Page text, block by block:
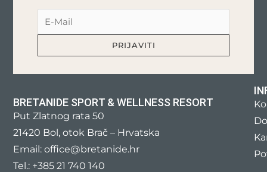
BRETANIDE SPORT & WELLNESS RESORT
Put Zlatnog rata 50
21420 Bol, otok Brač – Hrvatska
Email: office@bretanide.hr
Tel.: +385 21 740 140